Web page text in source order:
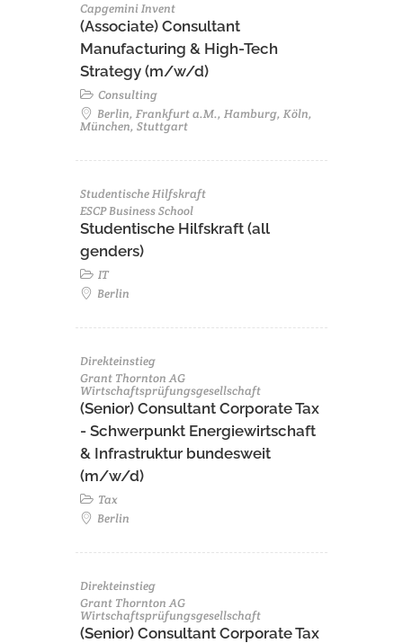
Capgemini Invent
(Associate) Consultant
Manufacturing & High-Tech
Strategy (m/w/d)
Consulting
Berlin, Frankfurt a.M., Hamburg, Köln,
München, Stuttgart
Studentische Hilfskraft
ESCP Business School
Studentische Hilfskraft (all
genders)
IT
Berlin
Direkteinstieg
Grant Thornton AG
Wirtschaftsprüfungsgesellschaft
(Senior) Consultant Corporate Tax
- Schwerpunkt Energiewirtschaft
& Infrastruktur bundesweit
(m/w/d)
Tax
Berlin
Direkteinstieg
Grant Thornton AG
Wirtschaftsprüfungsgesellschaft
(Senior) Consultant Corporate Tax